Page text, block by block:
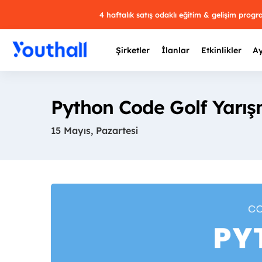
4 haftalık satış odaklı eğitim & gelişim
Şirketler İlanlar Etkinlikler
Python Code Golf
15 Mayıs, Pazartesi